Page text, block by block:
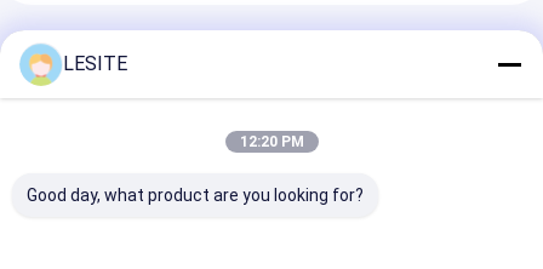
अनुशंसित उत्पाद
LESITE
12:20 PM
Good day, what product are you looking for?